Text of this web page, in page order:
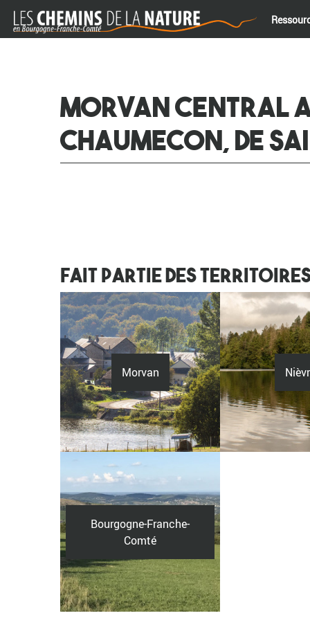
MORVAN CENTRAL
CHAUMECON, DE
Fait partie des
Morvan
Bourgogne-Franche-
Comté